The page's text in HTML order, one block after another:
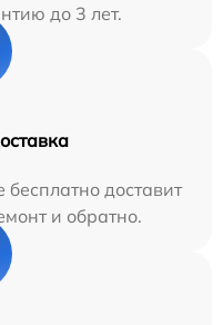
до 3 лет.
доставит
и обратно.